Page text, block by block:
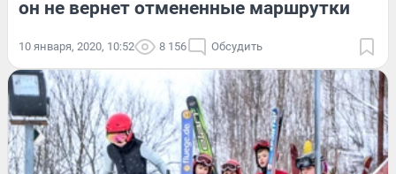
он не вернет отмененные маршрутки
10 января, 2020, 10:52 8 156 Обсудить